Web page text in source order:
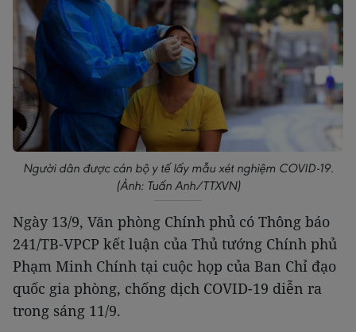
Người dân được cán bộ y tế lấy mẫu xét nghiệm COVID-19.
(Ảnh: Tuấn Anh/TTXVN)
Ngày 13/9, Văn phòng Chính phủ có Thông báo
241/TB-VPCP kết luận của Thủ tướng Chính phủ
Phạm Minh Chính tại cuộc họp của Ban Chỉ đạo
quốc gia phòng, chống dịch COVID-19 diễn ra
trong sáng 11/9.